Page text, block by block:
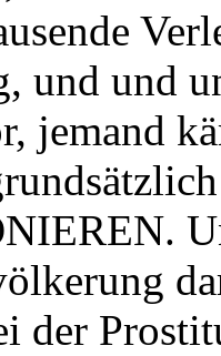
und und
jemand
der